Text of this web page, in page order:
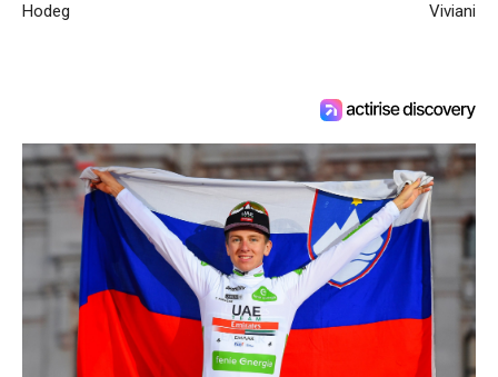
Hodeg
Viviani